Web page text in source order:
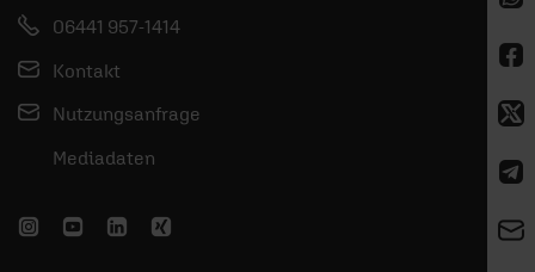
06441 957-1414
Kontakt
Nutzungsanfrage
Mediadaten